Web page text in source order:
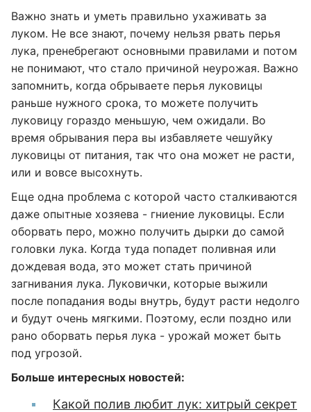
Важно знать и уметь правильно ухаживать за
луком. Не все знают, почему нельзя рвать перья
лука, пренебрегают основными правилами и потом
не понимают, что стало причиной неурожая. Важно
запомнить, когда обрываете перья луковицы
раньше нужного срока, то можете получить
луковицу гораздо меньшую, чем ожидали. Во
время обрывания пера вы избавляете чешуйку
луковицы от питания, так что она может не расти,
или и вовсе высохнуть.
Еще одна проблема с которой часто сталкиваются
даже опытные хозяева - гниение луковицы. Если
оборвать перо, можно получить дырки до самой
головки лука. Когда туда попадет поливная или
дождевая вода, это может стать причиной
загнивания лука. Луковички, которые выжили
после попадания воды внутрь, будут расти недолго
и будут очень мягкими. Поэтому, если поздно или
рано оборвать перья лука - урожай может быть
под угрозой.
Больше интересных новостей:
Какой полив любит лук: хитрый секрет